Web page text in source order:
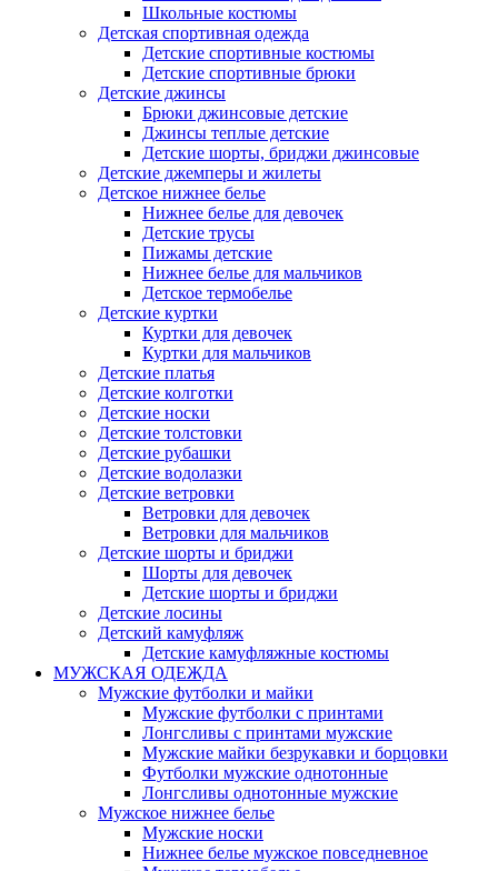
Школьные костюмы
Детская спортивная одежда
Детские спортивные костюмы
Детские спортивные брюки
Детские джинсы
Брюки джинсовые детские
Джинсы теплые детские
Детские шорты, бриджи джинсовые
Детские джемперы и жилеты
Детское нижнее белье
Нижнее белье для девочек
Детские трусы
Пижамы детские
Нижнее белье для мальчиков
Детское термобелье
Детские куртки
Куртки для девочек
Куртки для мальчиков
Детские платья
Детские колготки
Детские носки
Детские толстовки
Детские рубашки
Детские водолазки
Детские ветровки
Ветровки для девочек
Ветровки для мальчиков
Детские шорты и бриджи
Шорты для девочек
Детские шорты и бриджи
Детские лосины
Детский камуфляж
Детские камуфляжные костюмы
МУЖСКАЯ ОДЕЖДА
Мужские футболки и майки
Мужские футболки с принтами
Лонгсливы с принтами мужские
Мужские майки безрукавки и борцовки
Футболки мужские однотонные
Лонгсливы однотонные мужские
Мужское нижнее белье
Мужские носки
Нижнее белье мужское повседневное